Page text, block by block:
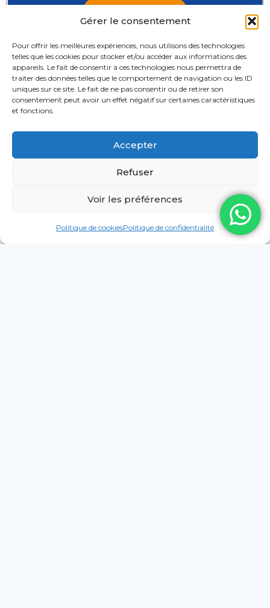
Gérer le consentement
Pour offrir les meilleures expériences, nous utilisons des technologies
telles que les cookies pour stocker et/ou accéder aux informations des
appareils. Le fait de consentir à ces technologies nous permettra de
traiter des données telles que le comportement de navigation ou les ID
uniques sur ce site. Le fait de ne pas consentir ou de retirer son
consentement peut avoir un effet négatif sur certaines caractéristiques
et fonctions.
Accepter
Refuser
Voir les préférences
Politique de cookiesPolitique de confidentialité
Gamme aérosol
Humidificateurs à Evaporation Froide
(patrimoine & confort)
chambres d’enfant, caves à cigares